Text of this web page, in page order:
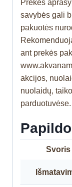
Prekės
savybės gali
pakuotės
ant prekės
akcijos,
nuolaidų,
parduotuvėse.
Svoris